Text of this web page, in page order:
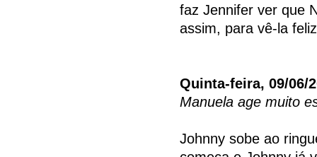
faz Jennifer ver que
assim, para vê-la
Quinta-feira, 09/06/
Manuela age muito
Johnny sobe ao